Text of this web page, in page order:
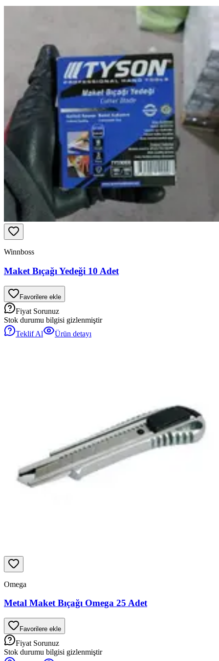
Winnboss
Maket Bıçağı Yedeği 10 Adet
Favorilere ekle
Fiyat Sorunuz
Stok durumu bilgisi gizlenmiştir
Teklif Al
Ürün detayı
Omega
Metal Maket Bıçağı Omega 25 Adet
Favorilere ekle
Fiyat Sorunuz
Stok durumu bilgisi gizlenmiştir